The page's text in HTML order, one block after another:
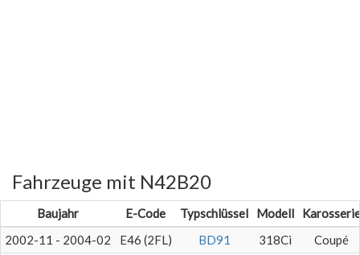
Fahrzeuge mit N42B20
Baujahr E-Code Typschlüssel Modell
Karosserie
2002-11 - 2004-02
E46 (2FL) BD91 318Ci
Coupé